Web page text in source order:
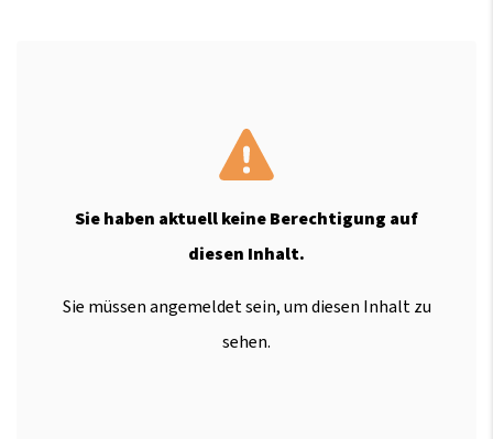
Sie haben aktuell keine Berechtigung auf
diesen Inhalt.
Sie müssen angemeldet sein, um diesen Inhalt zu
sehen.